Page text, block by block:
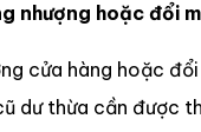
nhượng hoặc đổi
cửa hàng hoặc
dư thừa cần được